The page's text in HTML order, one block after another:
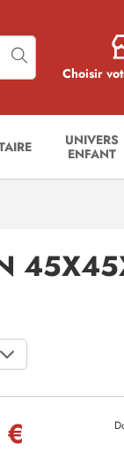
Choisir
UNIVERS
ENFANT